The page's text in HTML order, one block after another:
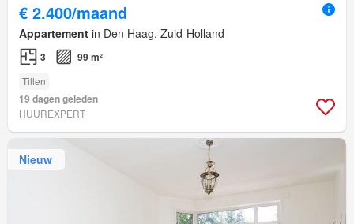
€ 2.400/maand
Appartement in Den Haag, Zuid-Holland
3 99 m²
Tillen
19 dagen geleden
HUUREXPERT
Nieuw